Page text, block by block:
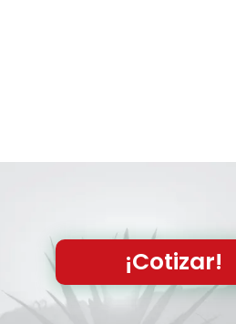
¡Cotizar!